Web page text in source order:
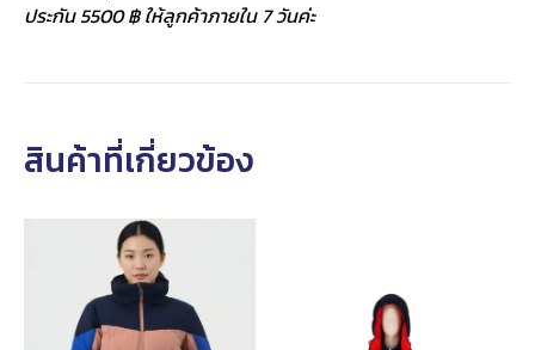
ประกัน 5500 ฿ ให้ลูกค้าภายใน 7 วันค่ะ
สินค้าที่เกี่ยวข้อง